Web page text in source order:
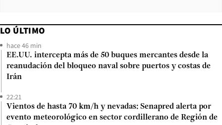
LO ÚLTIMO
hace 46 min
EE.UU. intercepta más de 50 buques mercantes desde la
reanudación del bloqueo naval sobre puertos y costas de
Irán
22:21
Vientos de hasta 70 km/h y nevadas: Senapred alerta por
evento meteorológico en sector cordillerano de Región de